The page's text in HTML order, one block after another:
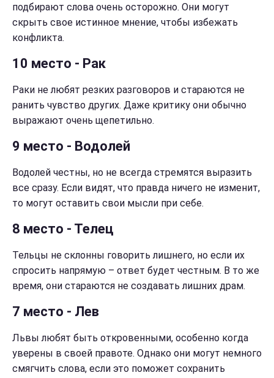
подбирают слова очень осторожно. Они могут
скрыть свое истинное мнение, чтобы избежать
конфликта.
10 место - Рак
Раки не любят резких разговоров и стараются не
ранить чувство других. Даже критику они обычно
выражают очень щепетильно.
9 место - Водолей
Водолей честны, но не всегда стремятся выразить
все сразу. Если видят, что правда ничего не изменит,
то могут оставить свои мысли при себе.
8 место - Телец
Тельцы не склонны говорить лишнего, но если их
спросить напрямую – ответ будет честным. В то же
время, они стараются не создавать лишних драм.
7 место - Лев
Львы любят быть откровенными, особенно когда
уверены в своей правоте. Однако они могут немного
смягчить слова, если это поможет сохранить